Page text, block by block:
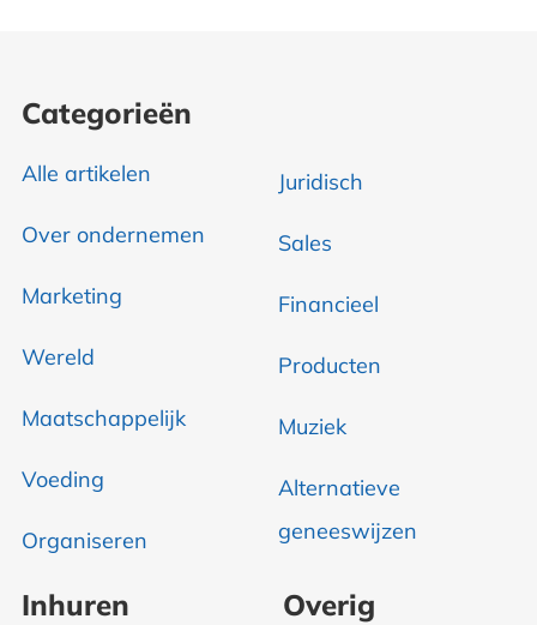
Categorieën
Alle artikelen
Over ondernemen
Marketing
Wereld
Maatschappelijk
Voeding
Organiseren
Juridisch
Sales
Financieel
Producten
Muziek
Alternatieve
geneeswijzen
Inhuren Overig